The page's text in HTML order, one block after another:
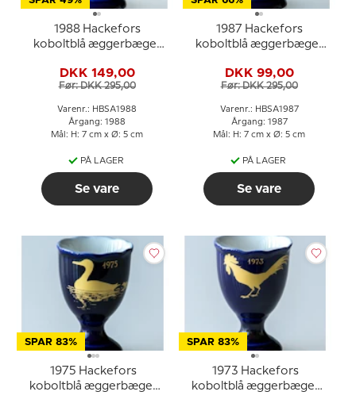
1988 Hackefors
koboltblå æggerbæger
DKK 149,00
Før: DKK 295,00
Varenr.: HBSA1988
Årgang: 1988
Mål: H: 7 cm x Ø: 5 cm
PÅ LAGER
Se vare
1987 Hackefors
koboltblå æggerbæger
DKK 99,00
Før: DKK 295,00
Varenr.: HBSA1987
Årgang: 1987
Mål: H: 7 cm x Ø: 5 cm
PÅ LAGER
Se vare
SPAR 83%
1975 Hackefors
koboltblå æggerbæger
SPAR 83%
1973 Hackefors
koboltblå æggerbæger